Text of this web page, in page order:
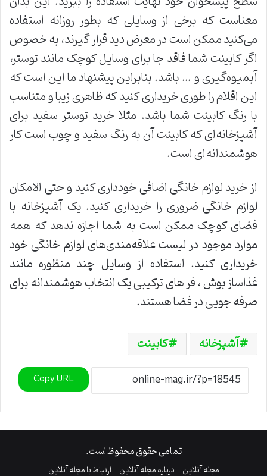
معناست که برخی از وسایلی که بطور روزانه استفاده
می‌کنید ممکن است در معرض دید قرار گیرند، به خصوص
اگر کابینت شما فاقد جا برای وسایل کوچک مانند توستر،
آبمیوه‌گیری و … باشد. بنابراین پیشنهاد ما این است که
این اقلام را طوری خریداری کنید که ظاهری زیبا و متناسب
با رنگ کابینت شما باشد. مثلا خرید توستر سفید برای
آشپزخانه‌ای که کابینت آن به رنگ سفید و چوب است کار
هوشمندانه‌ای است.
از خرید لوازم خانگی اضافی خودداری کنید و حتی الامکان
لوازم خانگی ضروری را خریداری کنید. یک آشپزخانه با
فضای کوچک ممکن است به شما اجازه ندهد که همه
موارد موجود در لیست علاقه‌مندی‌های لوازم خانگی خود
خریداری کنید. استفاده از وسایل چند منظوره مانند
غذاساز بوش ، فر های ترکیبی یک انتخاب هوشمندانه برای
صرفه جویی در فضا هستند.
آشپزخانه کابینت
Copy URL
تمامی حقوق محفوظ است.
مجله آنلاین درباره مجله آنلاین ارتباط با مجله آنلاین